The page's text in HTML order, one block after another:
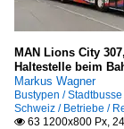
MAN Lions City
Haltestelle beim
Markus Wagner
Bustypen /
Schweiz / Betriebe /
 63 1200x800 Px,